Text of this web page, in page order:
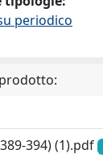
periodico
394) (1).pdf